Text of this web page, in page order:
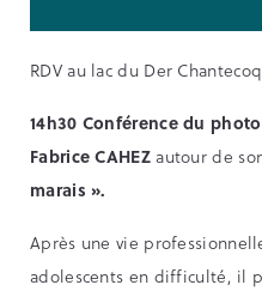
RDV au lac du Der
14h30 Conférence du
Fabrice CAHEZautour de
marais ».
Après une vie
adolescents en difficulté, il